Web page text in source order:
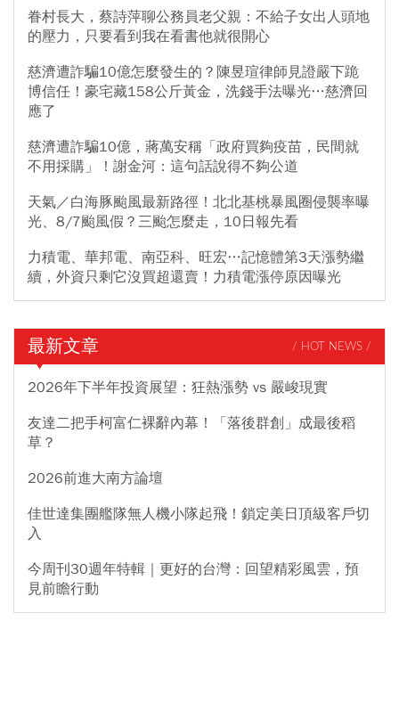
眷村長大，蔡詩萍聊公務員老父親：不給子女出人頭地
的壓力，只要看到我在看書他就很開心
慈濟遭詐騙10億怎麼發生的？陳昱瑄律師見證嚴下跪
博信任！豪宅藏158公斤黃金，洗錢手法曝光…慈濟回
應了
慈濟遭詐騙10億，蔣萬安稱「政府買夠疫苗，民間就
不用採購」！謝金河：這句話說得不夠公道
天氣／白海豚颱風最新路徑！北北基桃暴風圈侵襲率曝
光、8/7颱風假？三颱怎麼走，10日報先看
力積電、華邦電、南亞科、旺宏…記憶體第3天漲勢繼
續，外資只剩它沒買超還賣！力積電漲停原因曝光
最新文章 / HOT NEWS /
2026年下半年投資展望：狂熱漲勢 vs 嚴峻現實
友達二把手柯富仁裸辭內幕！「落後群創」成最後稻
草？
2026前進大南方論壇
佳世達集團艦隊無人機小隊起飛！鎖定美日頂級客戶切
入
今周刊30週年特輯｜更好的台灣：回望精彩風雲，預
見前瞻行動